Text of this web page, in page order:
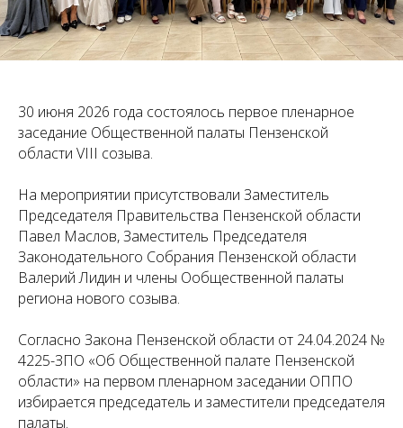
30 июня 2026 года состоялось первое пленарное
заседание Общественной палаты Пензенской
области VIII созыва.
На мероприятии присутствовали Заместитель
Председателя Правительства Пензенской области
Павел Маслов, Заместитель Председателя
Законодательного Собрания Пензенской области
Валерий Лидин и члены Ообщественной палаты
региона нового созыва.
Согласно Закона Пензенской области от 24.04.2024 №
4225-ЗПО «Об Общественной палате Пензенской
области» на первом пленарном заседании ОППО
избирается председатель и заместители председателя
палаты.